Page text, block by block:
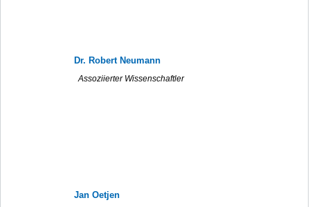
Dr. Robert Neumann
Assoziierter Wissenschaftler
Jan Oetjen